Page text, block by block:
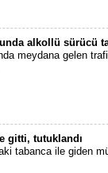
alkollü sürücü
meydana gelen
gitti, tutuklandı
tabanca ile giden